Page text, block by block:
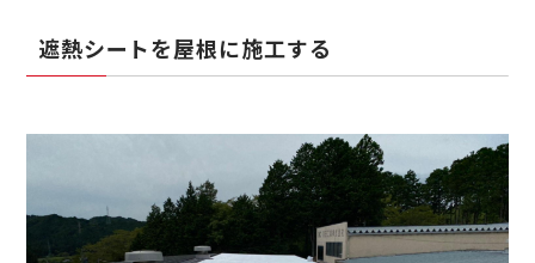
遮熱シートを屋根に施工する